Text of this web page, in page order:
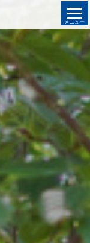
メニュー